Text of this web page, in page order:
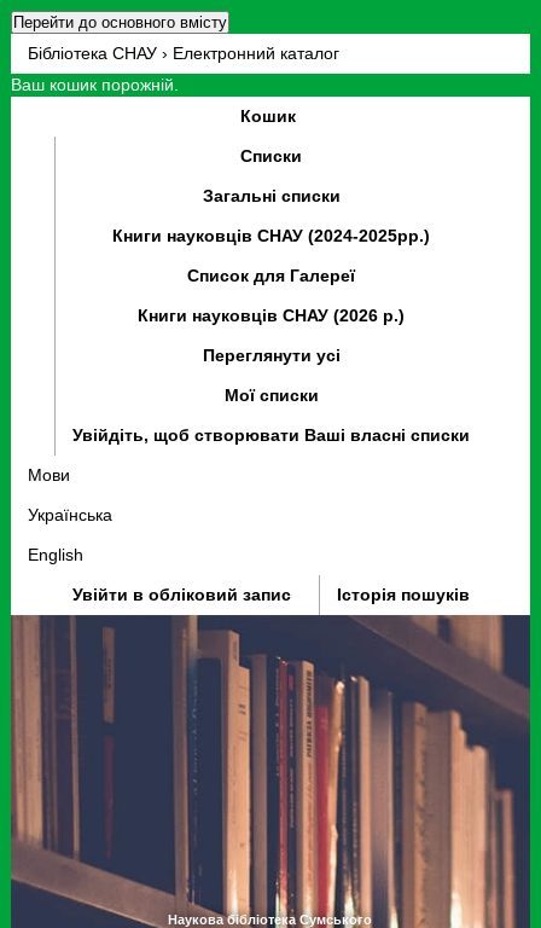
Перейти до основного вмісту
Бібліотека СНАУ › Електронний каталог
Ваш кошик порожній.
Кошик
Списки
Загальні списки
Книги науковців СНАУ (2024-2025рр.)
Список для Галереї
Книги науковців СНАУ (2026 р.)
Переглянути усі
Мої списки
Увійдіть, щоб створювати Ваші власні списки
Мови
Українська
English
Увійти в обліковий запис Історія пошуків
Наукова бібліотека Сумського